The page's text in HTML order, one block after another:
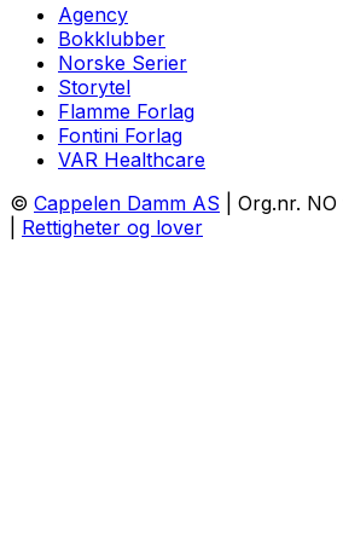
Agency
Bokklubber
Norske Serier
Storytel
Flamme Forlag
Fontini Forlag
VAR Healthcare
© Cappelen Damm AS | Org.nr.
Rettigheter og lover